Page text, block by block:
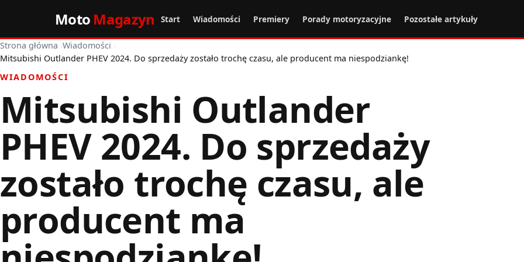
Moto Magazyn Start Wiadomości Premiery Porady motoryzacyjne Pozostałe artykuły
Strona główna ›Wiadomości ›
Mitsubishi Outlander PHEV 2024. Do sprzedaży zostało trochę czasu, ale producent ma niespodziankę!
WIADOMOŚCI
Mitsubishi Outlander
PHEV 2024. Do sprzedaży
zostało trochę czasu, ale
producent ma